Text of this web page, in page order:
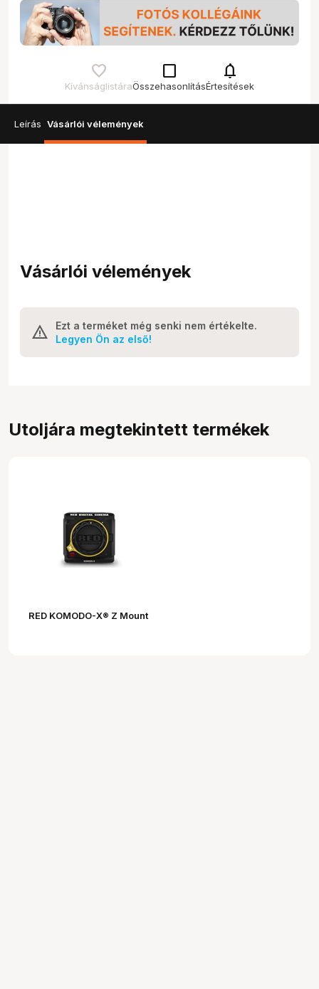
Kívánságlistára
check_box_outline_blank
Összehasonlítás
notifications
Értesítések
Leírás Vásárlói vélemények
Vásárlói vélemények
Ezt a terméket még senki nem értékelte.
Legyen Ön az első!
Utoljára megtekintett termékek
RED KOMODO-X® Z Mount